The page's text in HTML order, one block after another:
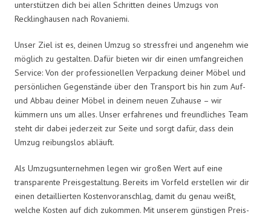
unterstützen dich bei allen Schritten deines Umzugs von
Recklinghausen nach Rovaniemi.
Unser Ziel ist es, deinen Umzug so stressfrei und angenehm wie
möglich zu gestalten. Dafür bieten wir dir einen umfangreichen
Service: Von der professionellen Verpackung deiner Möbel und
persönlichen Gegenstände über den Transport bis hin zum Auf-
und Abbau deiner Möbel in deinem neuen Zuhause – wir
kümmern uns um alles. Unser erfahrenes und freundliches Team
steht dir dabei jederzeit zur Seite und sorgt dafür, dass dein
Umzug reibungslos abläuft.
Als Umzugsunternehmen legen wir großen Wert auf eine
transparente Preisgestaltung. Bereits im Vorfeld erstellen wir dir
einen detaillierten Kostenvoranschlag, damit du genau weißt,
welche Kosten auf dich zukommen. Mit unserem günstigen Preis-